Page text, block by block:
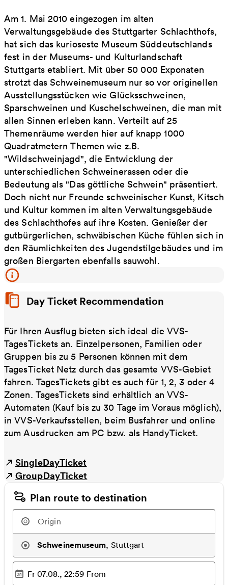
Am 1. Mai 2010 eingezogen im alten
Verwaltungsgebäude des Stuttgarter Schlachthofs,
hat sich das kurioseste Museum Süddeutschlands
fest in der Museums- und Kulturlandschaft
Stuttgarts etabliert. Mit über 50 000 Exponaten
strotzt das Schweinemuseum nur so vor originellen
Ausstellungsstücken wie Glücksschweinen,
Sparschweinen und Kuschelschweinen, die man mit
allen Sinnen erleben kann. Verteilt auf 25
Themenräume werden hier auf knapp 1000
Quadratmetern Themen wie z.B.
"Wildschweinjagd", die Entwicklung der
unterschiedlichen Schweinerassen oder die
Bedeutung als "Das göttliche Schwein" präsentiert.
Doch nicht nur Freunde schweinischer Kunst, Kitsch
und Kultur kommen im alten Verwaltungsgebäude
des Schlachthofes auf ihre Kosten. Genießer der
gutbürgerlichen, schwäbischen Küche fühlen sich in
den Räumlichkeiten des Jugendstilgebäudes und im
großen Biergarten ebenfalls sauwohl.
Day Ticket Recommendation
Für Ihren Ausflug bieten sich ideal die VVS-
TagesTickets an. Einzelpersonen, Familien oder
Gruppen bis zu 5 Personen können mit dem
TagesTicket Netz durch das gesamte VVS-Gebiet
fahren. TagesTickets gibt es auch für 1, 2, 3 oder 4
Zonen. TagesTickets sind erhältlich an VVS-
Automaten (Kauf bis zu 30 Tage im Voraus möglich),
in VVS-Verkaufsstellen, beim Busfahrer und online
zum Ausdrucken am PC bzw. als HandyTicket.
SingleDayTicket
GroupDayTicket
Plan route to destination
Schweinemuseum, Stuttgart
Selected time:
Fr 07.08., 22:59 From